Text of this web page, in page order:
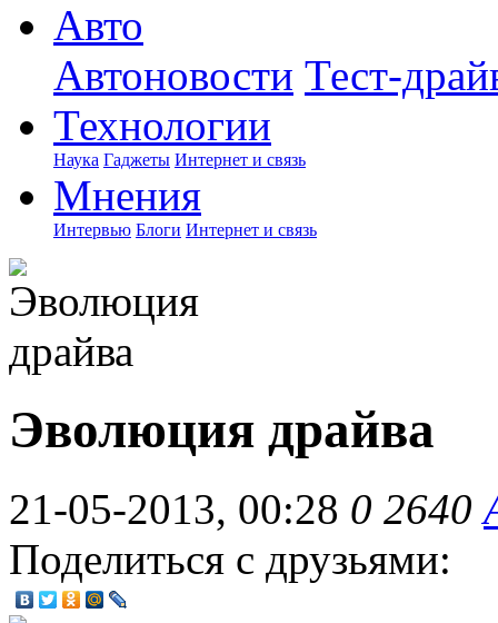
Авто
Автоновости Тест-
Технологии
Наука Гаджеты Интернет и связь
Мнения
Интервью Блоги Интернет и связь
Эволюция драйва
21-05-2013, 00:28 0 2640
Поделиться с друзьями: